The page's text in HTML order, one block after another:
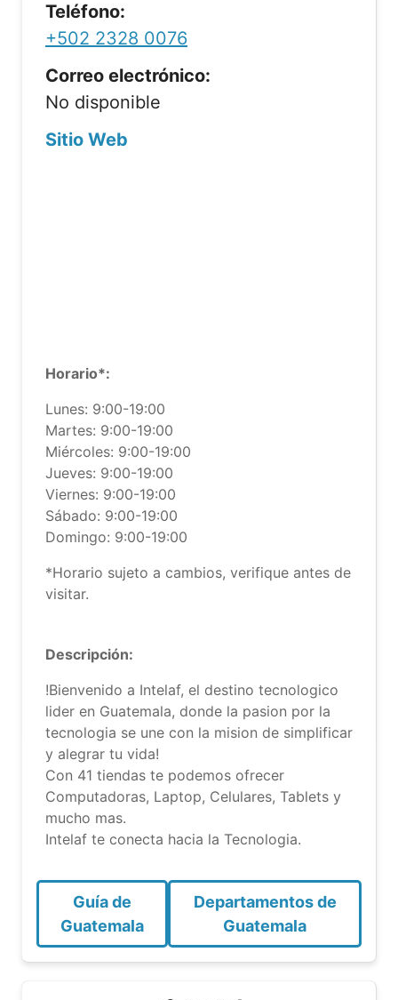
Teléfono:
+502 2328 0076
Correo electrónico:
No disponible
Sitio Web
Horario*:
Lunes: 9:00-19:00
Martes: 9:00-19:00
Miércoles: 9:00-19:00
Jueves: 9:00-19:00
Viernes: 9:00-19:00
Sábado: 9:00-19:00
Domingo: 9:00-19:00
*Horario sujeto a cambios, verifique antes de
visitar.
Descripción:
!Bienvenido a Intelaf, el destino tecnologico
lider en Guatemala, donde la pasion por la
tecnologia se une con la mision de simplificar
y alegrar tu vida!
Con 41 tiendas te podemos ofrecer
Computadoras, Laptop, Celulares, Tablets y
mucho mas.
Intelaf te conecta hacia la Tecnologia.
Guía de
Guatemala
Departamentos de
Guatemala